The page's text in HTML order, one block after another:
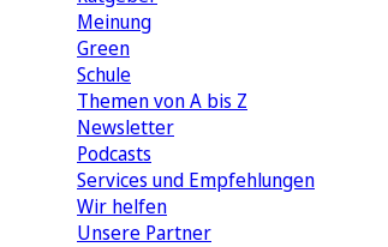
Meinung
Green
Schule
Themen von A bis Z
Newsletter
Podcasts
Services und Empfehlungen
Wir helfen
Unsere Partner